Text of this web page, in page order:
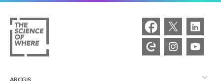
ARCGIS